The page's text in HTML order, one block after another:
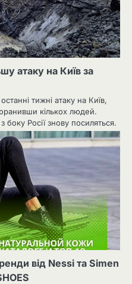
атаку на Київ за
тижні атаку на Київ,
кількох людей.
боку Росії знову посиляться.
від Nessi та Simen